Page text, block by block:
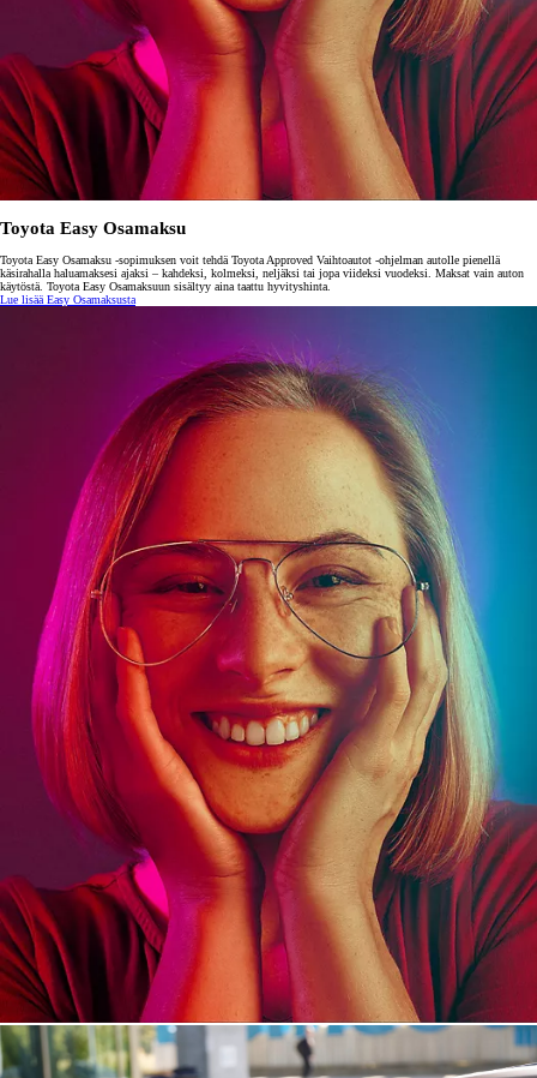
Toyota Easy Osamaksu
Toyota Easy Osamaksu -sopimuksen voit tehdä Toyota Approved Vaihtoautot -ohjelman autolle pienellä
käsirahalla haluamaksesi ajaksi – kahdeksi, kolmeksi, neljäksi tai jopa viideksi vuodeksi. Maksat vain auton
käytöstä. Toyota Easy Osamaksuun sisältyy aina taattu hyvityshinta.
Lue lisää Easy Osamaksusta